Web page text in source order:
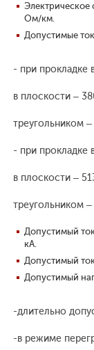
Электрическое
Ом/км.
Допустимые
- при прокладке
в плоскости –
треугольником
- при прокладке
в плоскости –
треугольником
Допустимый
кА.
Допустимый
Допустимый
-длительно
-в режиме